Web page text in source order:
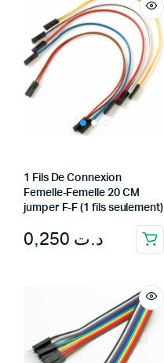
1 Fils De Connexion
Femelle-Femelle 20 CM
jumper F-F (1 fils seulement)
د.ت